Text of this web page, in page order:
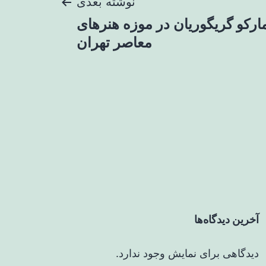
گریگوریان در موزه هنرهای
معاصر تهران
آخرین دیدگاه‌ها
دیدگاهی برای نمایش وجود ندارد.